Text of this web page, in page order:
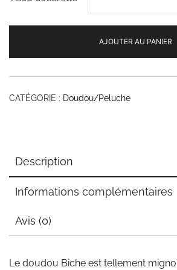
AJOUTER AU PANIER
CATÉGORIE : Doudou/Peluche
Description
Informations complémentaires
Avis (0)
Le doudou Biche est tellement